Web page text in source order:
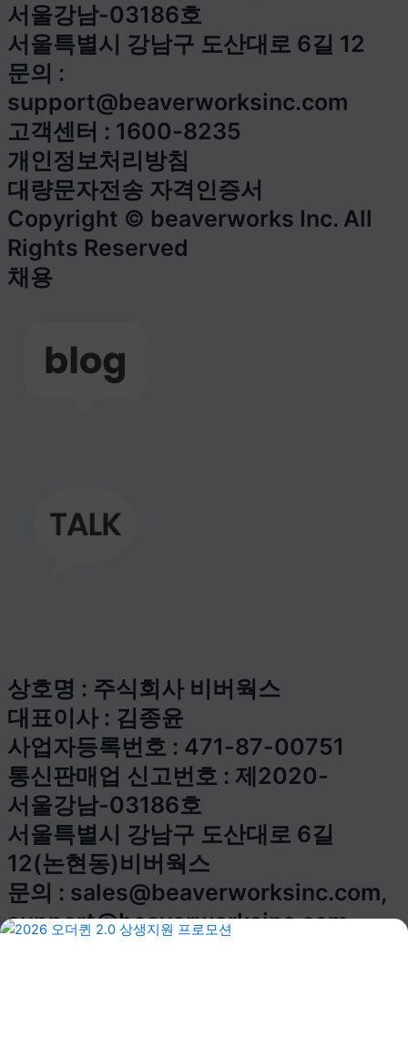
서울강남-03186호
서울특별시 강남구 도산대로 6길 12
문의 :
support@beaverworksinc.com
고객센터 : 1600-8235
개인정보처리방침
대량문자전송 자격인증서
Copyright © beaverworks Inc. All
Rights Reserved
채용
상호명 : 주식회사 비버웍스
대표이사 : 김종윤
사업자등록번호 : 471-87-00751
통신판매업 신고번호 : 제2020-
서울강남-03186호
서울특별시 강남구 도산대로 6길
12(논현동)비버웍스
문의 : sales@beaverworksinc.com,
support@beaverworksinc.com